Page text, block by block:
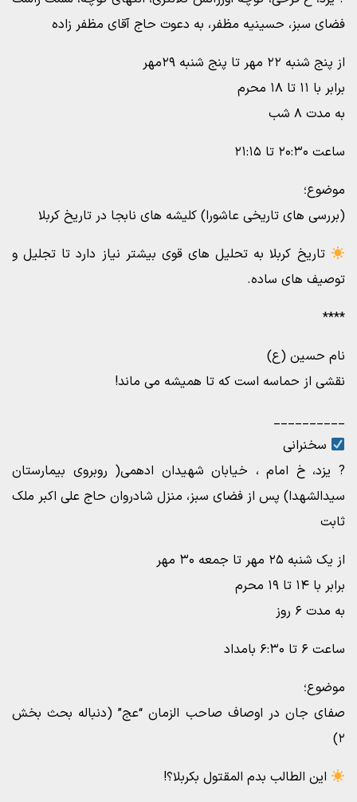
فضای سبز، حسینیه مظفر، به دعوت حاج آقای مظفر زاده
از پنج شنبه ۲۲ مهر تا پنج شنبه ۲۹مهر
برابر با ۱۱ تا ۱۸ محرم
به مدت ۸ شب
ساعت ۲۰:۳۰ تا ۲۱:۱۵
موضوع؛
(بررسی های تاریخی عاشورا) کلیشه های نابجا در تاریخ کربلا
تاریخ کربلا به تحلیل های قوی بیشتر نیاز دارد تا تجلیل و
توصیف های ساده.
****
نام حسین (ع)
نقشی از حماسه است که تا همیشه می ماند!
__________
سخنرانی
? یزد، خ امام ، خیابان شهیدان ادهمی( روبروی بیمارستان
سیدالشهدا) پس از فضای سبز، منزل شادروان حاج علی اکبر ملک
ثابت
از یک شنبه ۲۵ مهر تا جمعه ۳۰ مهر
برابر با ۱۴ تا ۱۹ محرم
به مدت ۶ روز
ساعت ۶ تا ۶:۳۰ بامداد
موضوع؛
صفای جان در اوصاف صاحب الزمان “عج” (دنباله بحث بخش
۲)
این الطالب بدم المقتول بکربلا؟!